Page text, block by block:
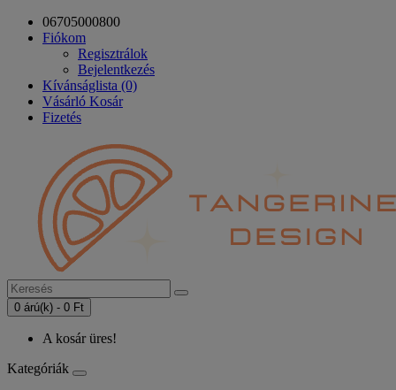
06705000800
Fiókom
Regisztrálok
Bejelentkezés
Kívánságlista (0)
Vásárló Kosár
Fizetés
0 árú(k) - 0 Ft
A kosár üres!
Kategóriák